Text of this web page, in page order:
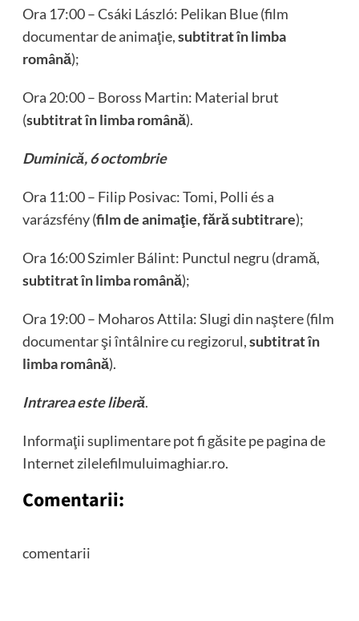
Ora 17:00 – Csáki László: Pelikan Blue (film
documentar de animaţie,subtitrat în limba
română);
Ora 20:00 – Boross Martin: Material brut
(subtitrat în limba română).
Duminică, 6 octombrie
Ora 11:00 – Filip Posivac: Tomi, Polli és a
varázsfény (film de animaţie, fără subtitrare);
Ora 16:00 Szimler Bálint: Punctul negru (dramă,
subtitrat în limba română);
Ora 19:00 – Moharos Attila: Slugi din naştere (film
documentar şi întâlnire cu regizorul,subtitrat în
limba română).
Intrarea este liberă.
Informaţii suplimentare pot fi găsite pe pagina de
Internet zilelefilmuluimaghiar.ro.
Comentarii:
comentarii